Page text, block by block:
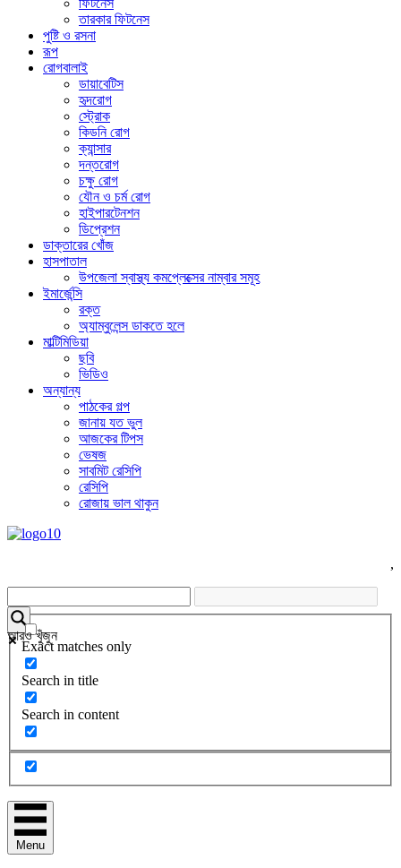
ফিটনেস
তারকার ফিটনেস
পুষ্টি ও রসনা
রূপ
রোগবালাই
ডায়াবেটিস
হৃদরোগ
স্ট্রোক
কিডনি রোগ
ক্যান্সার
দন্তরোগ
চক্ষু রোগ
যৌন ও চর্ম রোগ
হাইপারটেনশন
ডিপ্রেশন
ডাক্তারের খোঁজ
হাসপাতাল
উপজেলা স্বাস্থ্য কমপ্লেক্সের নাম্বার সমূহ
ইমার্জেন্সি
রক্ত
অ্যাম্বুলেন্স ডাকতে হলে
মাল্টিমিডিয়া
ছবি
ভিডিও
অন্যান্য
পাঠকের গল্প
জানায় যত ভুল
আজকের টিপস
ভেষজ
সাবমিট রেসিপি
রেসিপি
রোজায় ভাল থাকুন
,
আরও খুঁজুন
Exact matches only
Search in title
Search in content
Menu